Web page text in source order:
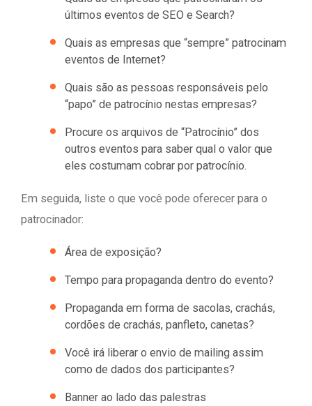
últimos eventos de SEO e Search?
Quais as empresas que “sempre” patrocinam
eventos de Internet?
Quais são as pessoas responsáveis pelo
“papo” de patrocínio nestas empresas?
Procure os arquivos de “Patrocínio” dos
outros eventos para saber qual o valor que
eles costumam cobrar por patrocínio.
Em seguida, liste o que você pode oferecer para o
patrocinador:
Área de exposição?
Tempo para propaganda dentro do evento?
Propaganda em forma de sacolas, crachás,
cordões de crachás, panfleto, canetas?
Você irá liberar o envio de mailing assim
como de dados dos participantes?
Banner ao lado das palestras